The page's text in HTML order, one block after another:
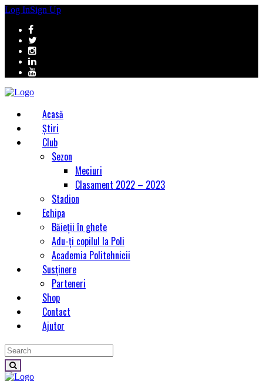
Log InSign Up
Acasă
Știri
Club
Sezon
Meciuri
Clasament 2022 – 2023
Stadion
Echipa
Băieții în ghete
Adu-ți copilul la Poli
Academia Politehnicii
Susținere
Parteneri
Shop
Contact
Ajutor